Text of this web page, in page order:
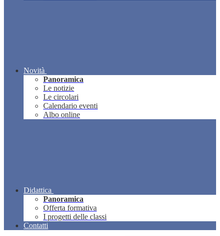
Novità
Panoramica
Le notizie
Le circolari
Calendario eventi
Albo online
Didattica
Panoramica
Offerta formativa
I progetti delle classi
Contatti